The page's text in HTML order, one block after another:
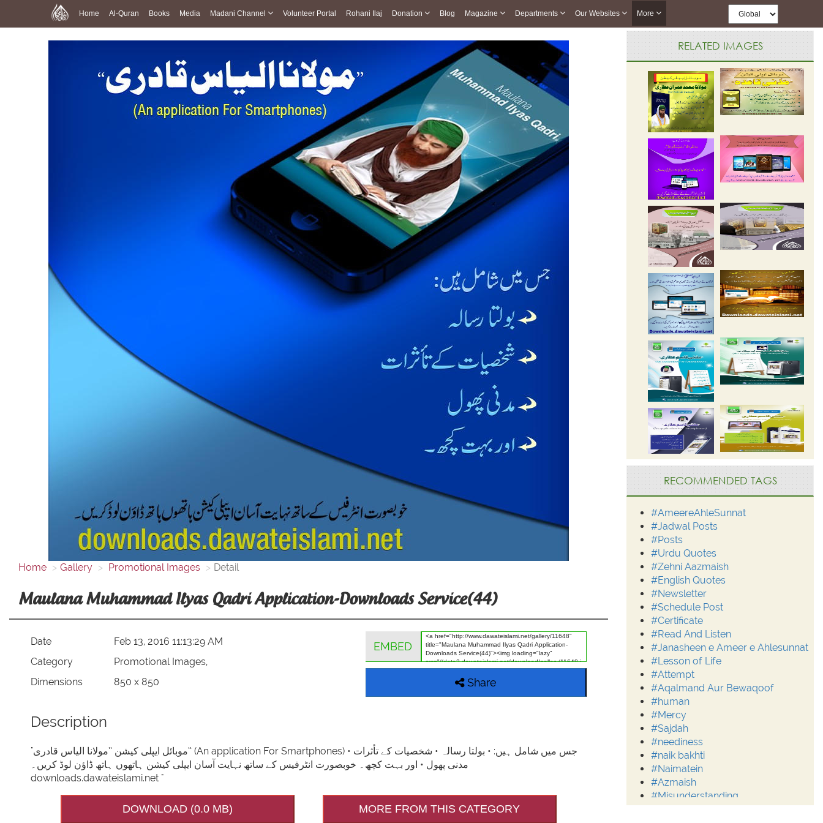
Home Al-Quran Books Media Madani Channel Volunteer Portal Rohani Ilaj Donation Blog Magazine Departments Our Websites More
Home Gallery Promotional Images Detail
Maulana Muhammad Ilyas Qadri Application-Downloads Service(44)
Date
Feb 13, 2016 11:13:29 AM
Category
Promotional Images,
Dimensions
850 x 850
EMBED
Share
Description
"موبائل ایپلی کیشن ’’مولانا الیاس قادری‘‘ (An application For Smartphones) جس میں شامل ہیں: • بولتا رسالہ • شخصیات کے تأثرات •
مدنی پھول • اور بہت کچھ۔ خوبصورت انٹرفیس کے ساتھ نہایت آسان ایپلی کیشن ہاتھوں ہاتھ ڈاؤن لوڈ کریں۔
downloads.dawateislami.net "
DOWNLOAD (0.0 MB) MORE FROM THIS CATEGORY
RELATED IMAGES
RECOMMENDED TAGS
#AmeereAhleSunnat
#Jadwal Posts
#Posts
#Urdu Quotes
#Zehni Aazmaish
#English Quotes
#Newsletter
#Schedule Post
#Certificate
#Read And Listen
#Janasheen e Ameer e Ahlesunnat
#Lesson of Life
#Attempt
#Aqalmand Aur Bewaqoof
#human
#Mercy
#Sajdah
#neediness
#naik bakhti
#Naimatein
#Azmaish
#Misunderstanding
#Moderation